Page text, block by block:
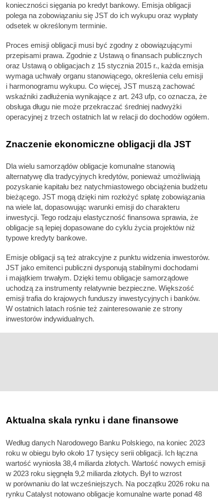
konieczności sięgania po kredyt bankowy. Emisja obligacji
polega na zobowiązaniu się JST do ich wykupu oraz wypłaty
odsetek w określonym terminie.
Proces emisji obligacji musi być zgodny z obowiązującymi
przepisami prawa. Zgodnie z Ustawą o finansach publicznych
oraz Ustawą o obligacjach z 15 stycznia 2015 r., każda emisja
wymaga uchwały organu stanowiącego, określenia celu emisji
i harmonogramu wykupu. Co więcej, JST muszą zachować
wskaźniki zadłużenia wynikające z art. 243 ufp, co oznacza, że
obsługa długu nie może przekraczać średniej nadwyżki
operacyjnej z trzech ostatnich lat w relacji do dochodów ogółem.
Znaczenie ekonomiczne obligacji dla JST
Dla wielu samorządów obligacje komunalne stanowią
alternatywę dla tradycyjnych kredytów, ponieważ umożliwiają
pozyskanie kapitału bez natychmiastowego obciążenia budżetu
bieżącego. JST mogą dzięki nim rozłożyć spłatę zobowiązania
na wiele lat, dopasowując warunki emisji do charakteru
inwestycji. Tego rodzaju elastyczność finansowa sprawia, że
obligacje są lepiej dopasowane do cyklu życia projektów niż
typowe kredyty bankowe.
Emisje obligacji są też atrakcyjne z punktu widzenia inwestorów.
JST jako emitenci publiczni dysponują stabilnymi dochodami
i majątkiem trwałym. Dzięki temu obligacje samorządowe
uchodzą za instrumenty relatywnie bezpieczne. Większość
emisji trafia do krajowych funduszy inwestycyjnych i banków.
W ostatnich latach rośnie też zainteresowanie ze strony
inwestorów indywidualnych.
Aktualna skala rynku i dane finansowe
Według danych Narodowego Banku Polskiego, na koniec 2023
roku w obiegu było około 17 tysięcy serii obligacji. Ich łączna
wartość wyniosła 38,4 miliarda złotych. Wartość nowych emisji
w 2023 roku sięgnęła 9,2 miliarda złotych. Był to wzrost
w porównaniu do lat wcześniejszych. Na początku 2026 roku na
rynku Catalyst notowano obligacje komunalne warte ponad 48